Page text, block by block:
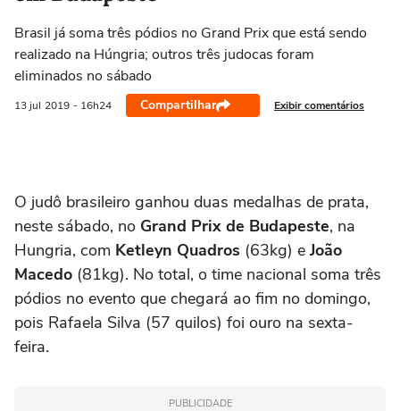
Brasil já soma três pódios no Grand Prix que está sendo
realizado na Húngria; outros três judocas foram
eliminados no sábado
13 jul 2019 - 16h24 Compartilhar Exibir comentários
O judô brasileiro ganhou duas medalhas de prata,
neste sábado, no Grand Prix de Budapeste, na
Hungria, com Ketleyn Quadros (63kg) e João
Macedo (81kg). No total, o time nacional soma três
pódios no evento que chegará ao fim no domingo,
pois Rafaela Silva (57 quilos) foi ouro na sexta-
feira.
PUBLICIDADE